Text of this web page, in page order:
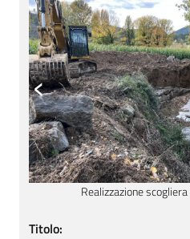
Realizzazione
‹
Titolo: